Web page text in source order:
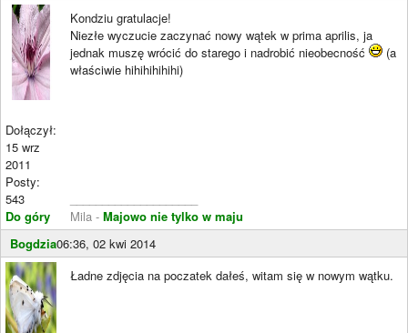
Dołączył:
15 wrz
2011
Posty:
543
Do góry
Kondziu gratulacje!
Niezłe wyczucie zaczynać nowy wątek w prima aprilis, ja
jednak muszę wrócić do starego i nadrobić nieobecność
(a
właściwie hihihihihihi)
Mila - Majowo nie tylko w maju
Bogdzia06:36, 02 kwi 2014
Ładne zdjęcia na poczatek dałeś, witam się w nowym wątku.